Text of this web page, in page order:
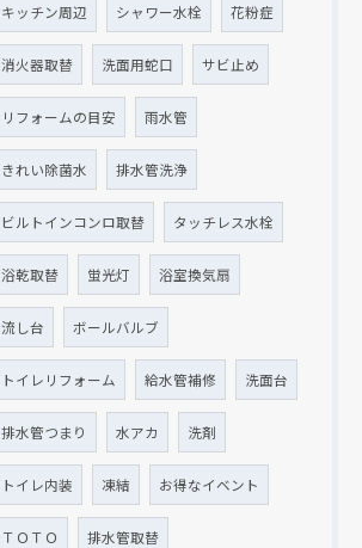
キッチン周辺 シャワー水栓 花粉症
消火器取替 洗面用蛇口 サビ止め
リフォームの目安 雨水管
きれい除菌水 排水管洗浄
ビルトインコンロ取替 タッチレス水栓
浴乾取替 蛍光灯 浴室換気扇
流し台 ボールバルブ
トイレリフォーム 給水管補修 洗面台
排水管つまり 水アカ 洗剤
トイレ内装 凍結 お得なイベント
ＴＯＴＯ 排水管取替